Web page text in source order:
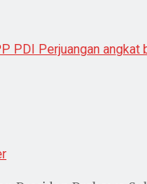
PDI Perjuangan